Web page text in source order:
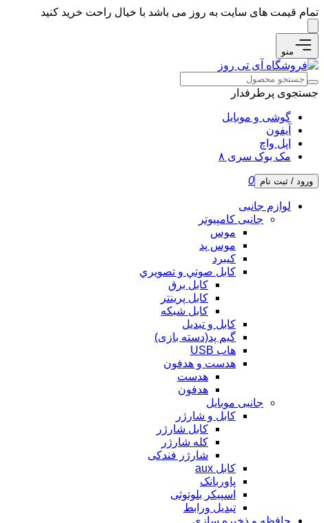
تمام قیمت های سایت به روز می باشد با خیال راحت خرید کنید
منو
جستجوی پرطرفدار
گوشی و موبایل
آیفون
اپل واچ
مک بوک سری ۸
ورود / ثبت نام 0
لوازم جانبی
جانبی کامپیوتر
موس
موس پد
کیبرد
كابل صوتي و تصويري
کابل برق
کابل پرینتر
کابل شبکه
کابل و تبدیل
گیم پد(دسته بازی)
هاب USB
هدست و هدفون
هدست
هدفون
جانبی موبایل
کابل و شارژر
کابل شارژر
کله شارژر
شارژر فندکی
کابل aux
پاوربانک
اسپیکر بلوتوثی
تبدیل ورابط
حافظه و ذخیره سازی